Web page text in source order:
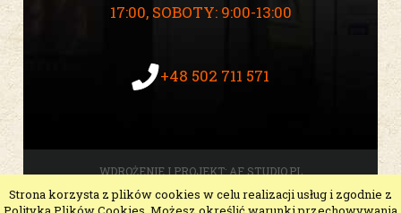
Strona korzysta z plików cookies w celu realizacji usług i zgodnie z
17:00, SOBOTY: 9:00-13:00
+48 502 711 571
WDROŻENIE I PROJEKT: AF STUDIO.PL
pokaż pełną wersję strony